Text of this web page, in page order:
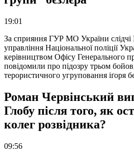
19:01
За сприяння ГУР МО України слідчі
управління Національної поліції
керівництвом Офісу Генерального
повідомили про підозру трьом
терористичного угруповання іґоря
Роман Червінський
Глобу після того, як
колег розвідника?
09:56